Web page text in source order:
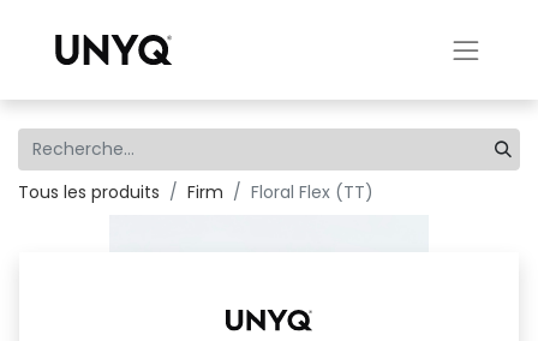
Tous les produits Firm Floral Flex (TT)